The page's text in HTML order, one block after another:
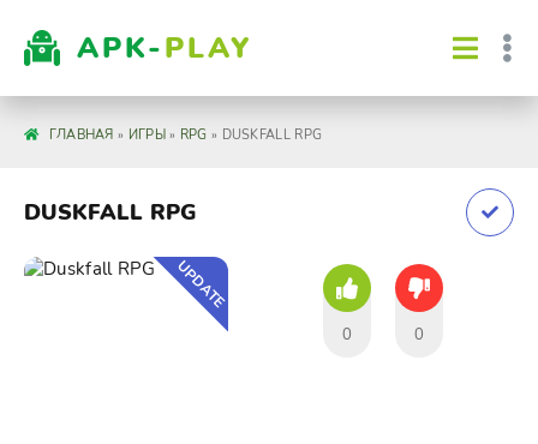
APK-PLAY
ГЛАВНАЯ » ИГРЫ» RPG » DUSKFALL RPG
DUSKFALL RPG
UPDATE
0 0